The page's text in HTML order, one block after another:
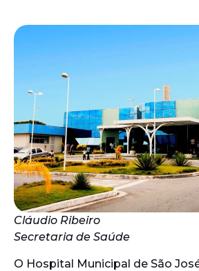
Cláudio Ribeiro
Secretaria de Saúde
O Hospital Municipal de São